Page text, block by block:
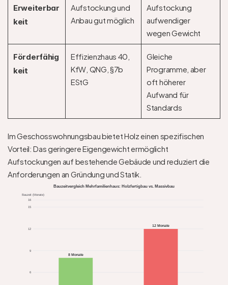
Erweiterbar
keit
Aufstockung und
Anbau gut möglich
Aufstockung
aufwendiger
wegen Gewicht
Förderfähig
keit
Effizienzhaus 40,
KfW, QNG, §7b
EStG
Gleiche
Programme, aber
oft höherer
Aufwand für
Standards
Im Geschosswohnungsbau bietet Holz einen spezifischen
Vorteil: Das geringere Eigengewicht ermöglicht
Aufstockungen auf bestehende Gebäude und reduziert die
Anforderungen an Gründung und Statik.
Bauzeit (Monate)
6
9
12
15
16
8 Monate
12 Monate
Bauzeitvergleich Mehrfamilienhaus: Holzfertigbau vs. Massivbau